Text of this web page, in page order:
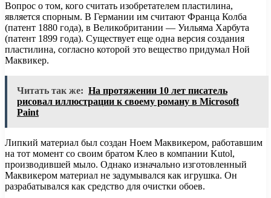
Вопрос о том, кого считать изобретателем пластилина,
является спорным. В Германии им считают Франца Колба
(патент 1880 года), в Великобритании — Уильяма Харбута
(патент 1899 года). Существует еще одна версия создания
пластилина, согласно которой это вещество придумал Ной
Маквикер.
Читать так же: На протяжении 10 лет писатель
рисовал иллюстрации к своему роману в Microsoft
Paint
Липкий материал был создан Ноем Маквикером, работавшим
на тот момент со своим братом Клео в компании Kutol,
производившей мыло. Однако изначально изготовленный
Маквикером материал не задумывался как игрушка. Он
разрабатывался как средство для очистки обоев.